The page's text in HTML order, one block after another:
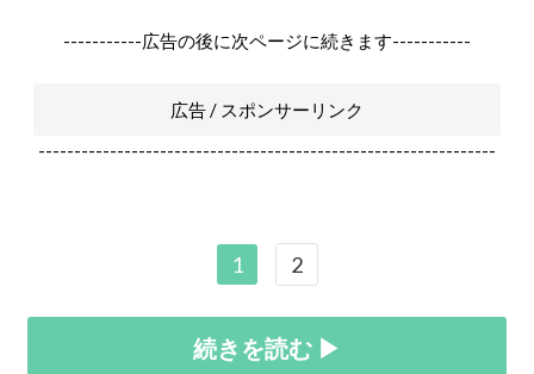
-----------広告の後に次ページに続きます-----------
広告 / スポンサーリンク
----------------------------------------------------------------
1 2
続きを読む ▶